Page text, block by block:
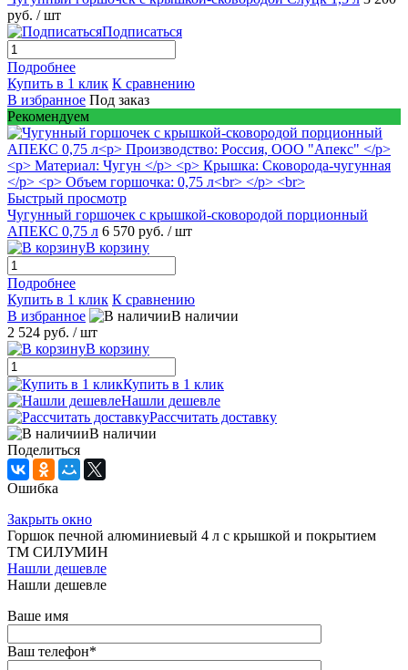
руб. / шт
Подписаться
Подробнее
Купить в 1 клик К сравнению
В избранное Под заказ
Рекомендуем
Быстрый просмотр
Чугунный горшочек с крышкой-сковородой порционный
АПЕКС 0,75 л 6 570 руб. / шт
В корзину
Подробнее
Купить в 1 клик К сравнению
В избранное
В наличии
2 524 руб. / шт
В корзину
Купить в 1 клик
Нашли дешевле
Рассчитать доставку
В наличии
Поделиться
Ошибка
Закрыть окно
Горшок печной алюминиевый 4 л с крышкой и покрытием
ТМ СИЛУМИН
Нашли дешевле
Нашли дешевле
Ваше имя
Ваш телефон*